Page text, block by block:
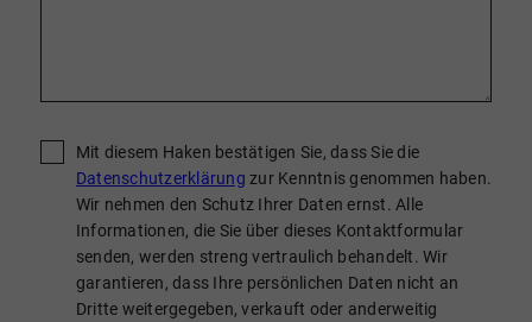
Mit diesem Haken bestätigen Sie, dass Sie die
Datenschutzerklärung zur Kenntnis genommen haben.
Wir nehmen den Schutz Ihrer Daten ernst. Alle
Informationen, die Sie über dieses Kontaktformular
senden, werden streng vertraulich behandelt. Wir
garantieren, dass Ihre persönlichen Daten nicht an
Dritte weitergegeben, verkauft oder anderweitig